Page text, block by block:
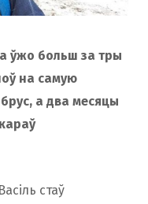
ўжо больш за тры
на самую
а два месяцы
стаў